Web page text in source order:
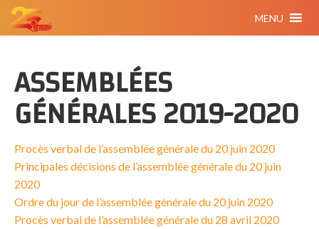
MENU
ASSEMBLÉES
GÉNÉRALES 2019-2020
Procès verbal de l’assemblée générale du 20 juin 2020
Principales décisions de l’assemblée générale du 20 juin
2020
Ordre du jour de l’assemblée générale du 20 juin 2020
Procès verbal de l’assemblée générale du 28 avril 2020